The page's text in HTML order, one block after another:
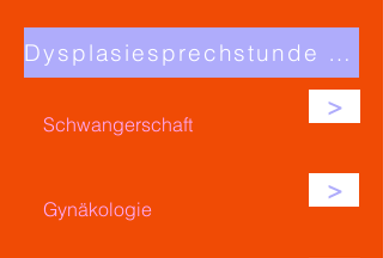
Dysplasiesprechstunde / Kolposkopie
Schwangerschaft
>
Gynäkologie
>